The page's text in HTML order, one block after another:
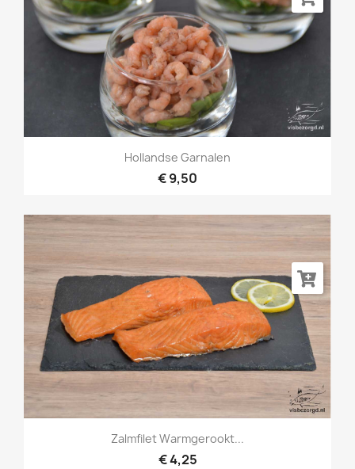
Hollandse Garnalen
€ 9,50
Zalmfilet Warmgerookt...
€ 4,25